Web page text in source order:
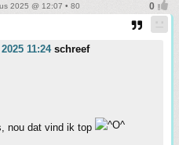
2025 @ 12:07 • 80
11:24schreef
nou dat vind ik top